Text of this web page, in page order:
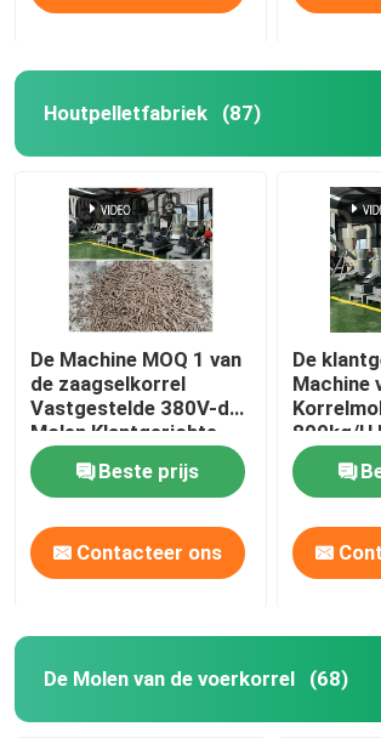
Houtpelletfabriek (87)
De Machine MOQ 1 van
de zaagselkorrel
Vastgestelde 380V-de
Molen Klantgerichte
Kleur van de Voltage
Houten Korrel
Beste prijs
Contacteer ons
De
Machine
800kg/H
Houten
De Molen van de voerkorrel (68)